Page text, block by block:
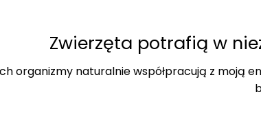
Zwierzęta potrafią w
organizmy naturalnie współpracują z moją